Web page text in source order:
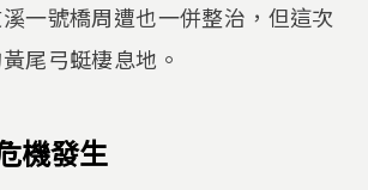
一號橋周遭也一併整治，但這次
尾弓蜓棲息地。
機發生